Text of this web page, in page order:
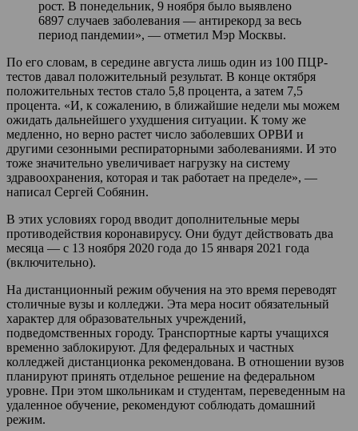
рост. В понедельник, 9 ноября было выявлено
6897 случаев заболевания — антирекорд за весь
период пандемии», — отметил Мэр Москвы.
По его словам, в середине августа лишь один из 100 ПЦР-
тестов давал положительный результат. В конце октября
положительных тестов стало 5,8 процента, а затем 7,5
процента. «И, к сожалению, в ближайшие недели мы можем
ожидать дальнейшего ухудшения ситуации. К тому же
медленно, но верно растет число заболевших ОРВИ и
другими сезонными респираторными заболеваниями. И это
тоже значительно увеличивает нагрузку на систему
здравоохранения, которая и так работает на пределе», —
написал Сергей Собянин.
В этих условиях город вводит дополнительные меры
противодействия коронавирусу. Они будут действовать два
месяца — с 13 ноября 2020 года до 15 января 2021 года
(включительно).
На дистанционный режим обучения на это время переводят
столичные вузы и колледжи. Эта мера носит обязательный
характер для образовательных учреждений,
подведомственных городу. Транспортные карты учащихся
временно заблокируют. Для федеральных и частных
колледжей дистанционка рекомендована. В отношении вузов
планируют принять отдельное решение на федеральном
уровне. При этом школьникам и студентам, переведенным на
удаленное обучение, рекомендуют соблюдать домашний
режим.